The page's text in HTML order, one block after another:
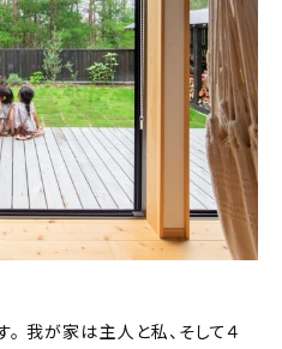
。 我が家は主人と私、そして４